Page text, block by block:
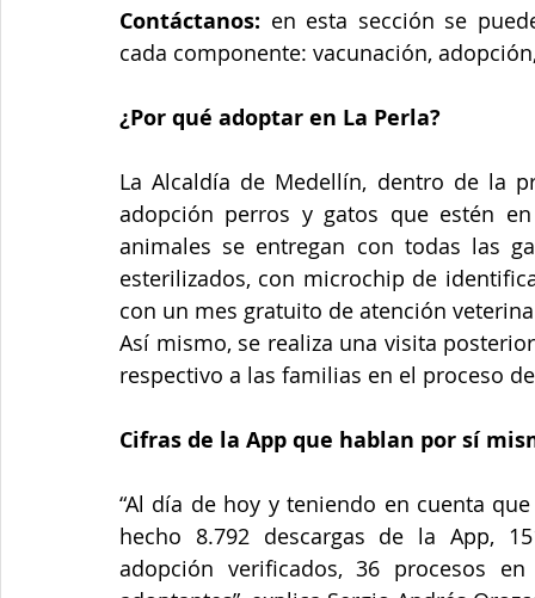
Contáctanos: en esta sección se
cada componente: vacunación,
¿Por qué adoptar en La Perla?
La Alcaldía de Medellín, dentro de la
adopción perros y gatos que estén
animales se entregan con todas las
esterilizados, con microchip de
con un mes gratuito de atención
Así mismo, se realiza una visita
respectivo a las familias en el proceso
Cifras de la App que hablan por sí
“Al día de hoy y teniendo en cuenta
hecho 8.792 descargas de la App,
adopción verificados, 36 procesos